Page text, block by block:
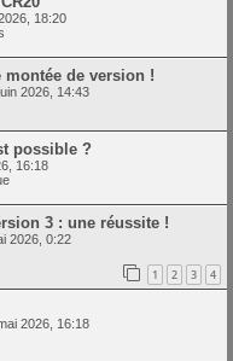
18:20
montée de version !
2026, 14:43
possible ?
16:18
3 : une réussite !
2026, 0:22
1 2 3 4
2026, 16:18